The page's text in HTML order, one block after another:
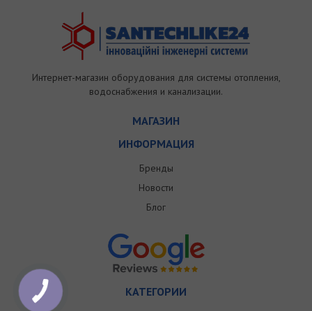
Интернет-магазин оборудования для системы отопления,
водоснабжения и канализации.
МАГАЗИН
ИНФОРМАЦИЯ
Бренды
Новости
Блог
КАТЕГОРИИ